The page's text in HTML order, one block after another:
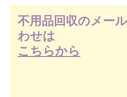
不用品回収のメー
わせは
こちらから